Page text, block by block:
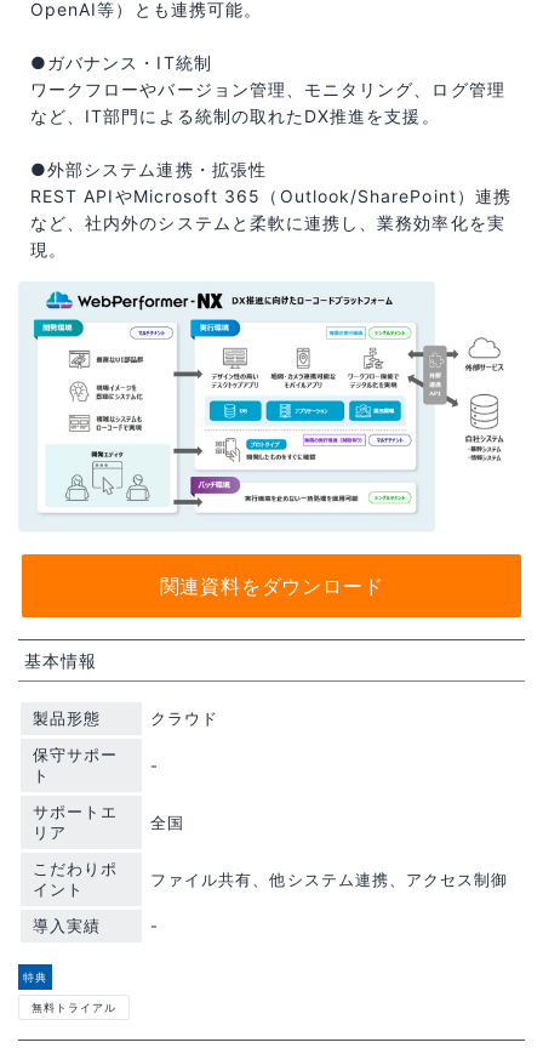
OpenAI等）とも連携可能。
●ガバナンス・IT統制
ワークフローやバージョン管理、モニタリング、ログ管理
など、IT部門による統制の取れたDX推進を支援。
●外部システム連携・拡張性
REST APIやMicrosoft 365（Outlook/SharePoint）連携
など、社内外のシステムと柔軟に連携し、業務効率化を実
現。
関連資料をダウンロード
基本情報
製品形態
クラウド
保守サポー
ト
-
サポートエ
リア
全国
こだわりポ
イント
ファイル共有、他システム連携、アクセス制御
導入実績 -
特典
無料トライアル